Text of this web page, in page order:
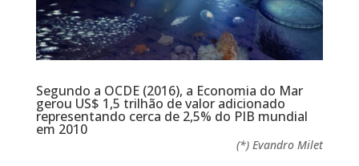
Segundo a OCDE (2016), a Economia do Mar
gerou US$ 1,5 trilhão de valor adicionado
representando cerca de 2,5% do PIB mundial
em 2010
(*) Evandro Milet